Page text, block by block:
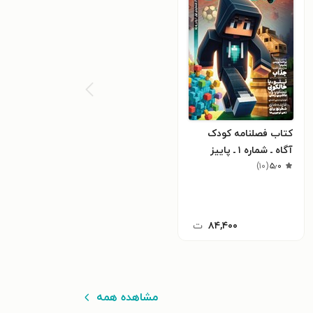
کتاب فصلنامه کودک
آگاه ـ شماره ۱ ـ پاییز
۱۴۰۴
۵٫۰(۱۰)
۸۴,۴۰۰ ت
مشاهده همه